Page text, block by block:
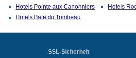
Hotels Pointe aux Canonniers
Hotels
Hotels Baie du Tombeau
SSL-Sicherheit